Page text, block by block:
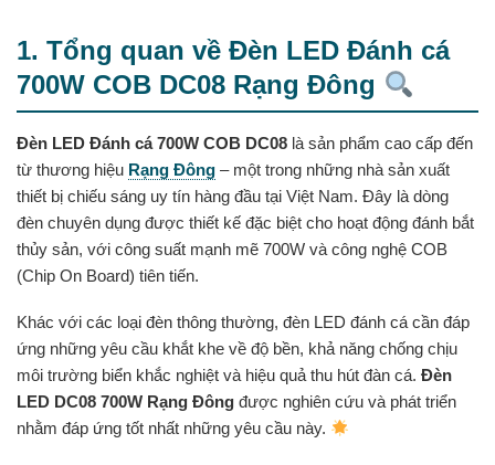
1. Tổng quan về Đèn LED Đánh cá
700W COB DC08 Rạng Đông
Đèn LED Đánh cá 700W COB DC08 là sản phẩm cao cấp đến
từ thương hiệu Rạng Đông – một trong những nhà sản xuất
thiết bị chiếu sáng uy tín hàng đầu tại Việt Nam. Đây là dòng
đèn chuyên dụng được thiết kế đặc biệt cho hoạt động đánh bắt
thủy sản, với công suất mạnh mẽ 700W và công nghệ COB
(Chip On Board) tiên tiến.
Khác với các loại đèn thông thường, đèn LED đánh cá cần đáp
ứng những yêu cầu khắt khe về độ bền, khả năng chống chịu
môi trường biển khắc nghiệt và hiệu quả thu hút đàn cá. Đèn
LED DC08 700W Rạng Đông được nghiên cứu và phát triển
nhằm đáp ứng tốt nhất những yêu cầu này.